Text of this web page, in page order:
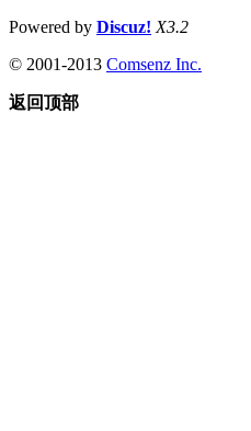
Powered by Discuz! X3.2
© 2001-2013 Comsenz Inc.
返回顶部